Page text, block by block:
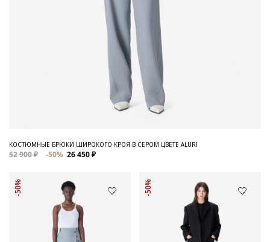
КОСТЮМНЫЕ БРЮКИ ШИРОКОГО КРОЯ В СЕРОМ ЦВЕТЕ ALURI
52 900 ₽ -50% 26 450 ₽
-50% -50%